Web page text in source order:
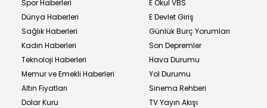
Spor Haberleri
Dünya Haberleri
Sağlık Haberleri
Kadın Haberleri
Teknoloji Haberleri
Memur ve Emekli Haberleri
Altın Fiyatları
Dolar Kuru
E Okul VBS
E Devlet Giriş
Günlük Burç Yorumları
Son Depremler
Hava Durumu
Yol Durumu
Sinema Rehberi
TV Yayın Akışı